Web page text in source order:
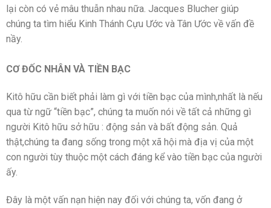
lại còn có vẻ mâu thuẫn nhau nữa. Jacques Blucher giúp
chúng ta tìm hiểu Kinh Thánh Cựu Ước và Tân Ước về vấn đề
nầy.
CƠ ĐỐC NHÂN VÀ TIỀN BẠC
Kitô hữu cần biết phải làm gì với tiền bạc của mình,nhất là nếu
qua từ ngữ “tiền bạc”, chúng ta muốn nói về tất cả những gì
người Kitô hữu sở hữu : động sản và bất động sản. Quả
thật,chúng ta đang sống trong một xã hội mà địa vị của một
con người tùy thuộc một cách đáng kể vào tiền bạc của người
ấy.
Đây là một vấn nạn hiện nay đối với chúng ta, vốn đang ở